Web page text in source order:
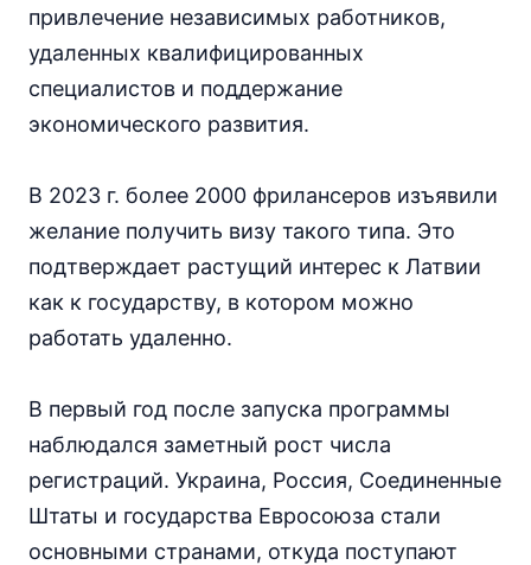
привлечение независимых работников,
удаленных квалифицированных
специалистов и поддержание
экономического развития.
В 2023 г. более 2000 фрилансеров изъявили
желание получить визу такого типа. Это
подтверждает растущий интерес к Латвии
как к государству, в котором можно
работать удаленно.
В первый год после запуска программы
наблюдался заметный рост числа
регистраций. Украина, Россия, Соединенные
Штаты и государства Евросоюза стали
основными странами, откуда поступают